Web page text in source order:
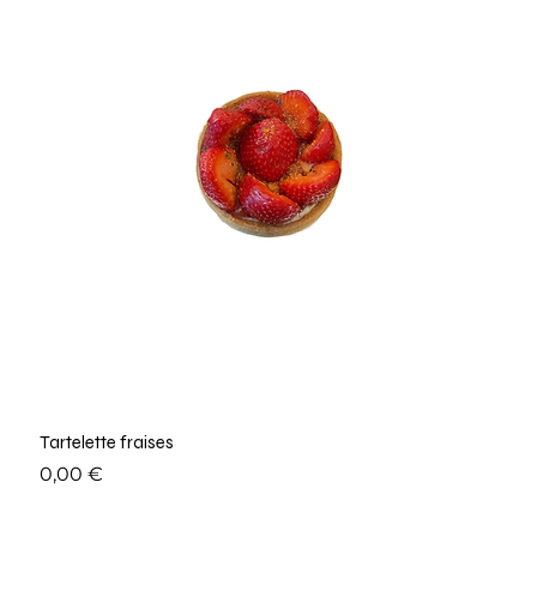
Tartelette fraises
Prix
0,00 €